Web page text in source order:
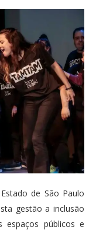
de São Paulo
gestão a inclusão
espaços públicos e